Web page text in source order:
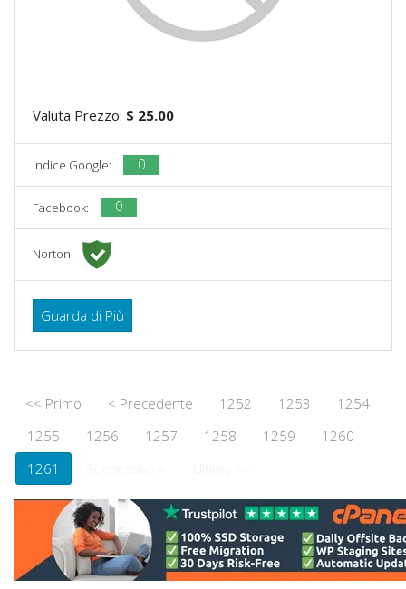
Valuta Prezzo: $ 25.00
Indice Google: 0
Facebook: 0
Norton:
Guarda di Più
<< Primo < Precedente 1252 1253
1254
1255
1256 1257 1258 1259
1260
1261